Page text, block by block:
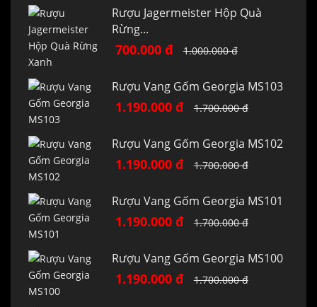
Rượu Jagermeister Hộp Quà
Rừng...
700.000 đ 1.000.000 đ
Rượu Vang Gốm Georgia MS103
1.190.000 đ 1.700.000 đ
Rượu Vang Gốm Georgia MS102
1.190.000 đ 1.700.000 đ
Rượu Vang Gốm Georgia MS101
1.190.000 đ 1.700.000 đ
Rượu Vang Gốm Georgia MS100
1.190.000 đ 1.700.000 đ